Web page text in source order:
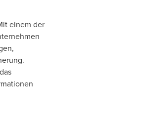
einem der